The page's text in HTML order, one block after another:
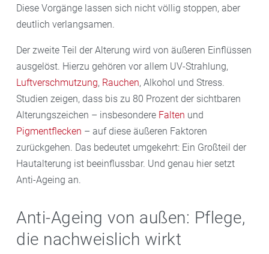
Diese Vorgänge lassen sich nicht völlig stoppen, aber
deutlich verlangsamen.
Der zweite Teil der Alterung wird von äußeren Einflüssen
ausgelöst. Hierzu gehören vor allem UV-Strahlung,
Luftverschmutzung, Rauchen, Alkohol und Stress.
Studien zeigen, dass bis zu 80 Prozent der sichtbaren
Alterungszeichen – insbesondere Falten und
Pigmentflecken – auf diese äußeren Faktoren
zurückgehen. Das bedeutet umgekehrt: Ein Großteil der
Hautalterung ist beeinflussbar. Und genau hier setzt
Anti-Ageing an.
Anti-Ageing von außen: Pflege,
die nachweislich wirkt